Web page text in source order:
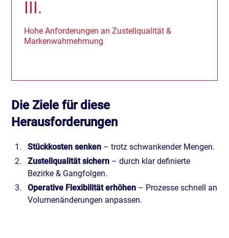
III.
Hohe Anforderungen an Zustellqualität &
Markenwahrnehmung
Die Ziele für diese
Herausforderungen
Stückkosten senken – trotz schwankender Mengen.
Zustellqualität sichern – durch klar definierte
Bezirke & Gangfolgen.
Operative Flexibilität erhöhen – Prozesse schnell an
Volumenänderungen anpassen.